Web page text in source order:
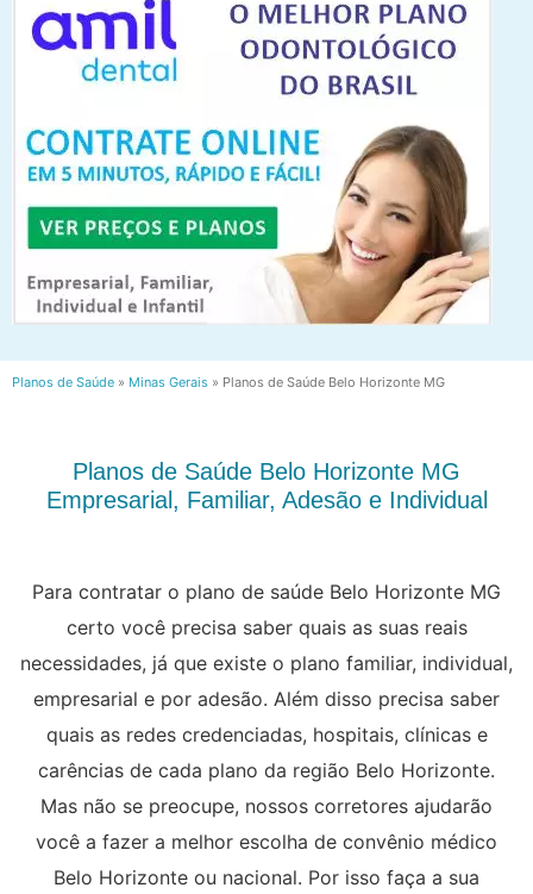
Planos de Saúde » Minas Gerais » Planos de Saúde Belo Horizonte MG
Planos de Saúde Belo Horizonte MG
Empresarial, Familiar, Adesão e Individual
Para contratar o plano de saúde Belo Horizonte MG
certo você precisa saber quais as suas reais
necessidades, já que existe o plano familiar, individual,
empresarial e por adesão. Além disso precisa saber
quais as redes credenciadas, hospitais, clínicas e
carências de cada plano da região Belo Horizonte.
Mas não se preocupe, nossos corretores ajudarão
você a fazer a melhor escolha de convênio médico
Belo Horizonte ou nacional. Por isso faça a sua